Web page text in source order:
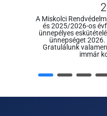
A Miskolci
és 2025/2026-os
ünnepélyes
ünnepséget
Gratulálunk
immár